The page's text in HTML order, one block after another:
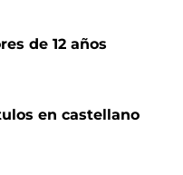
de 12 años
en castellano